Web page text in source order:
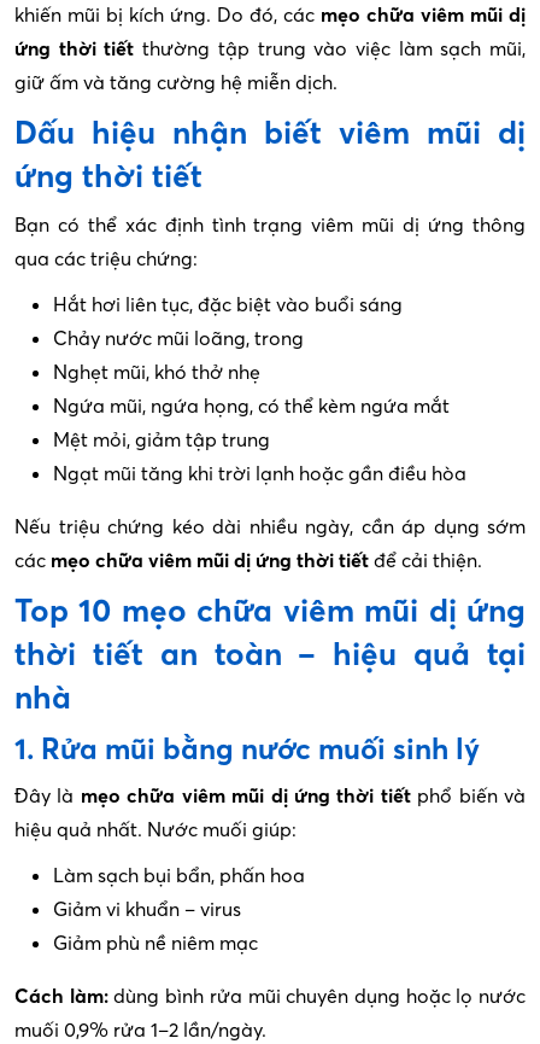
khiến mũi bị kích ứng. Do đó, các mẹo chữa viêm mũi dị
ứng thời tiết thường tập trung vào việc làm sạch mũi,
giữ ấm và tăng cường hệ miễn dịch.
Dấu hiệu nhận biết viêm mũi dị
ứng thời tiết
Bạn có thể xác định tình trạng viêm mũi dị ứng thông
qua các triệu chứng:
Hắt hơi liên tục, đặc biệt vào buổi sáng
Chảy nước mũi loãng, trong
Nghẹt mũi, khó thở nhẹ
Ngứa mũi, ngứa họng, có thể kèm ngứa mắt
Mệt mỏi, giảm tập trung
Ngạt mũi tăng khi trời lạnh hoặc gần điều hòa
Nếu triệu chứng kéo dài nhiều ngày, cần áp dụng sớm
các mẹo chữa viêm mũi dị ứng thời tiết để cải thiện.
Top 10 mẹo chữa viêm mũi dị ứng
thời tiết an toàn – hiệu quả tại
nhà
1. Rửa mũi bằng nước muối sinh lý
Đây là mẹo chữa viêm mũi dị ứng thời tiếtphổ biến và
hiệu quả nhất. Nước muối giúp:
Làm sạch bụi bẩn, phấn hoa
Giảm vi khuẩn – virus
Giảm phù nề niêm mạc
Cách làm:dùng bình rửa mũi chuyên dụng hoặc lọ nước
muối 0,9% rửa 1–2 lần/ngày.